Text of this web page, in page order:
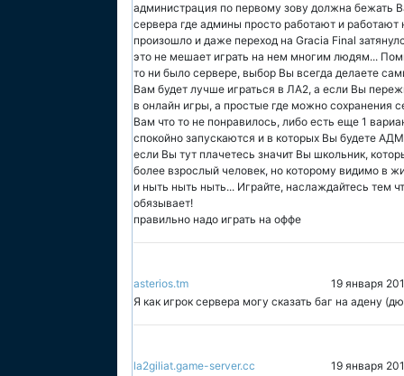
администрация по первому зову должна бежать
сервера где админы просто работают и
произошло и даже переход на Gracia Final
это не мешает играть на нем многим людям...
то ни было сервере, выбор Вы всегда делаете
Вам будет лучше играться в ЛА2, а если Вы
в онлайн игры, а простые где можно сохранения
Вам что то не понравилось, либо есть еще 1
спокойно запускаются и в которых Вы будете
если Вы тут плачетесь значит Вы школьник,
более взрослый человек, но которому видимо в
и ныть ныть ныть... Играйте, наслаждайтесь тем
обязывает!
правильно надо играть на оффе
asterios.tm
19 января
Я как игрок сервера могу сказать баг на адену
la2giliat.game-server.cc
19 января